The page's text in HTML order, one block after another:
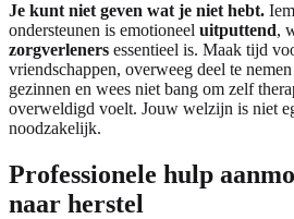
Je kunt niet geven wat je niet hebt.
ondersteunen is emotioneel uitputtend,
zorgverleners essentieel is. Maak tijd
vriendschappen, overweeg deel te
gezinnen en wees niet bang om zelf
overweldigd voelt. Jouw welzijn is niet
noodzakelijk.
Professionele hulp
naar herstel